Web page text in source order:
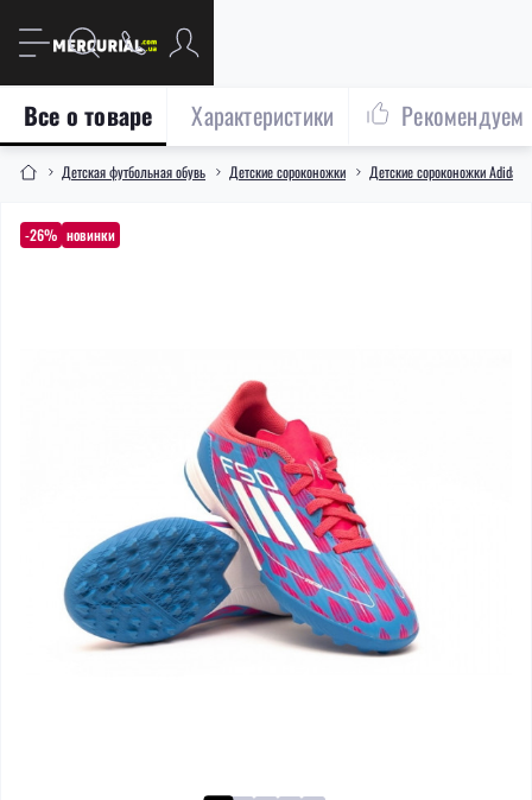
Детская футбольная обувь Детские сороконожки Детские сороконожки Adidas
Все о товаре Характеристики Рекомендуем
-26% новинки